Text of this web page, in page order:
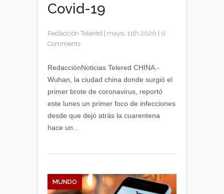
Covid-19
Redacción Telered mayo, 11th 2020
0
Comments
RedacciónNoticias Telered CHINA.-
Wuhan, la ciudad china donde surgió el
primer brote de coronavirus, reportó
este lunes un primer foco de infecciones
desde que dejó atrás la cuarentena
hace un...
MUNDO